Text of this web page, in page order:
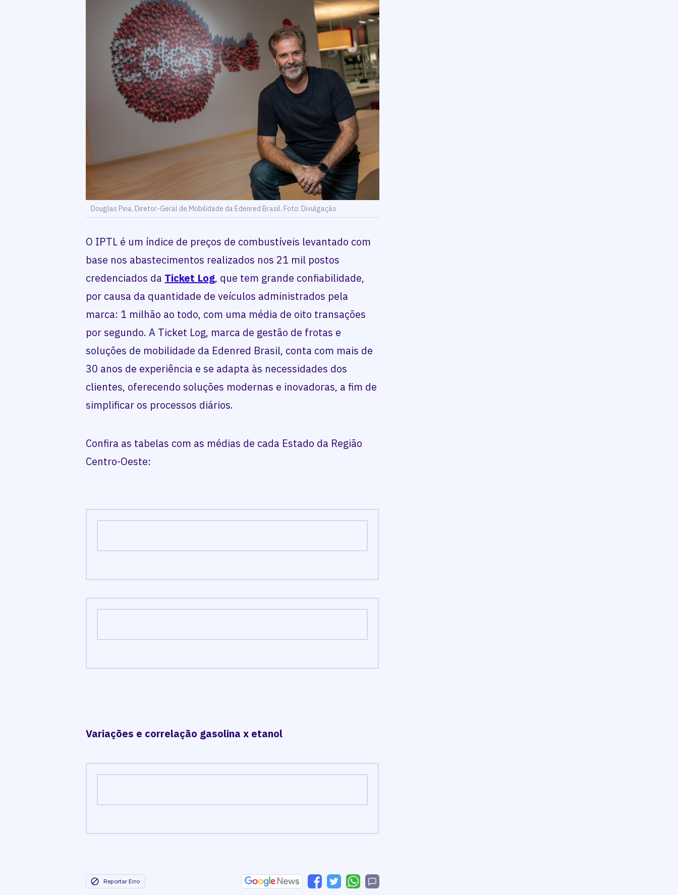
Douglas Pina, Diretor-Geral de Mobilidade da Edenred Brasil. Foto: Divulgação
O IPTL é um índice de preços de combustíveis levantado com
base nos abastecimentos realizados nos 21 mil postos
credenciados da Ticket Log, que tem grande confiabilidade,
por causa da quantidade de veículos administrados pela
marca: 1 milhão ao todo, com uma média de oito transações
por segundo. A Ticket Log, marca de gestão de frotas e
soluções de mobilidade da Edenred Brasil, conta com mais de
30 anos de experiência e se adapta às necessidades dos
clientes, oferecendo soluções modernas e inovadoras, a fim de
simplificar os processos diários.
Confira as tabelas com as médias de cada Estado da Região
Centro-Oeste:
Variações e correlação gasolina x etanol
Reportar Erro